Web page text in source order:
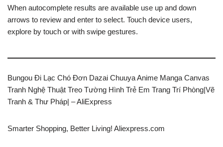
When autocomplete results are available use up and down
arrows to review and enter to select. Touch device users,
explore by touch or with swipe gestures.
Bungou Đi Lạc Chó Đơn Dazai Chuuya Anime Manga Canvas
Tranh Nghệ Thuật Treo Tường Hình Trẻ Em Trang Trí Phòng|Vẽ
Tranh & Thư Pháp| – AliExpress
Smarter Shopping, Better Living! Aliexpress.com